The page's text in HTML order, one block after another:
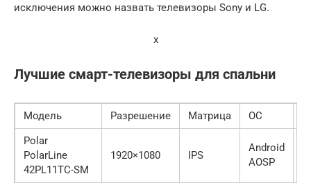
исключения можно назвать телевизоры Sony и LG.
x
Лучшие смарт-телевизоры для спальни
Модель Разрешение Матрица ОС
Polar
PolarLine
42PL11TC-SM
1920×1080 IPS
Android
AOSP